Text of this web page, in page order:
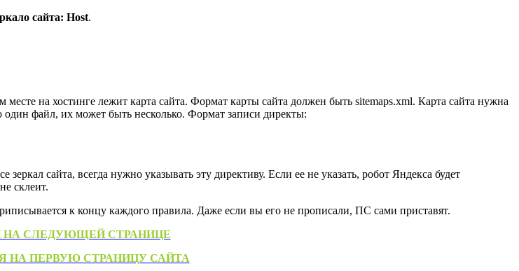
сайта: Host.
на хостинге лежит карта сайта. Формат карты сайта должен быть sitemaps.xml. Карта сайта нужна
один файл, их может быть несколько. Формат записи директы:
сайта, всегда нужно указывать эту директиву. Если ее не указать, робот Яндекса будет
склеит.
к концу каждого правила. Даже если вы его не прописали, ПС сами приставят.
НА СЛЕДУЮЩЕЙ СТРАНИЦЕ
НА ПЕРВУЮ СТРАНИЦУ САЙТА